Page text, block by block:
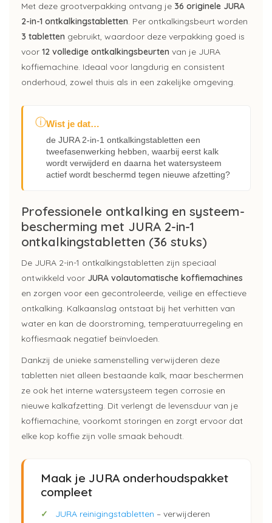
Met deze grootverpakking ontvang je 36 originele JURA
2-in-1 ontkalkingstabletten. Per ontkalkingsbeurt worden
3 tabletten gebruikt, waardoor deze verpakking goed is
voor 12 volledige ontkalkingsbeurten van je JURA
koffiemachine. Ideaal voor langdurig en consistent
onderhoud, zowel thuis als in een zakelijke omgeving.
ⓘWist je dat…
de JURA 2-in-1 ontkalkingstabletten een
tweefasenwerking hebben, waarbij eerst kalk
wordt verwijderd en daarna het watersysteem
actief wordt beschermd tegen nieuwe afzetting?
Professionele ontkalking en systeem­
bescherming met JURA 2-in-1
ontkalkingstabletten (36 stuks)
De JURA 2-in-1 ontkalkingstabletten zijn speciaal
ontwikkeld voor JURA volautomatische koffiemachines
en zorgen voor een gecontroleerde, veilige en effectieve
ontkalking. Kalkaanslag ontstaat bij het verhitten van
water en kan de doorstroming, temperatuurregeling en
koffiesmaak negatief beïnvloeden.
Dankzij de unieke samenstelling verwijderen deze
tabletten niet alleen bestaande kalk, maar beschermen
ze ook het interne watersysteem tegen corrosie en
nieuwe kalkafzetting. Dit verlengt de levensduur van je
koffiemachine, voorkomt storingen en zorgt ervoor dat
elke kop koffie zijn volle smaak behoudt.
Maak je JURA onderhoudspakket
compleet
✓ JURA reinigingstabletten – verwijderen